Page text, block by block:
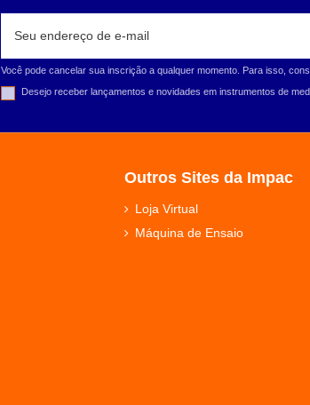
Você pode cancelar sua inscrição a qualquer momento. Para isso,
Desejo receber lançamentos e novidades em instrumentos de
Outros Sites da Impac
Loja Virtual
Máquina de Ensaio